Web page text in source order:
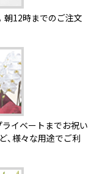
朝12時までのご注文
イベートまでお祝い
、様々な用途でご利